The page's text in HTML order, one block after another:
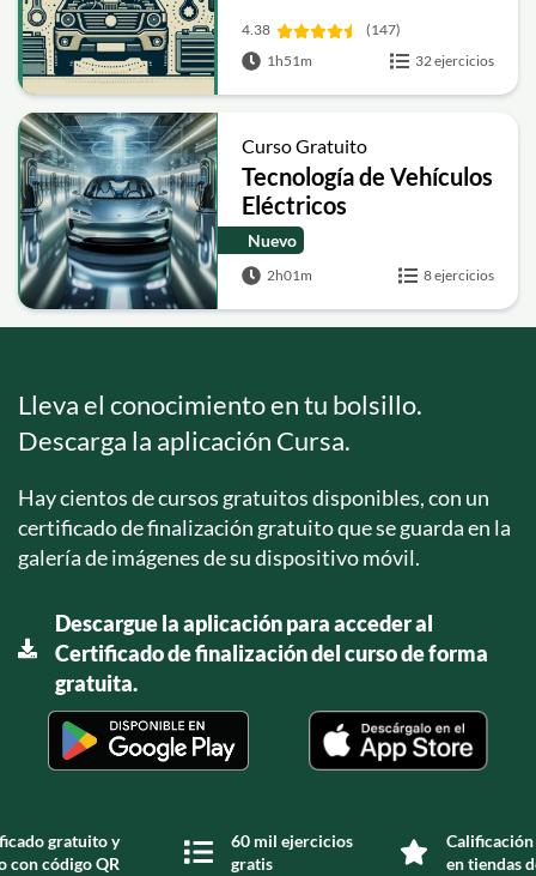
4.38
(147)
1h51m
32 ejercicios
Curso Gratuito
Tecnología de Vehículos
Eléctricos
Nuevo
2h01m 8 ejercicios
Lleva el conocimiento en tu bolsillo.
Descarga la aplicación Cursa.
Hay cientos de cursos gratuitos disponibles, con un
certificado de finalización gratuito que se guarda en la
galería de imágenes de su dispositivo móvil.
Descargue la aplicación para acceder al
Certificado de finalización del curso de forma
gratuita.
gratuito y
con código QR
60 mil ejercicios
gratis
en tiendas